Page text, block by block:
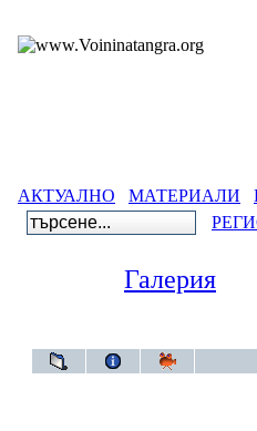
АКТУАЛНО МАТЕРИАЛИ
Галерия